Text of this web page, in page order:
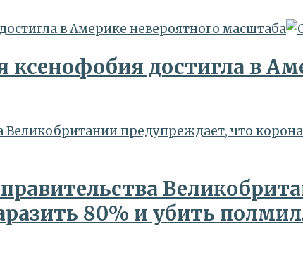
в Америке невероятного масштаба
ксенофобия достигла в
Великобритании предупреждает, что
80% и убить